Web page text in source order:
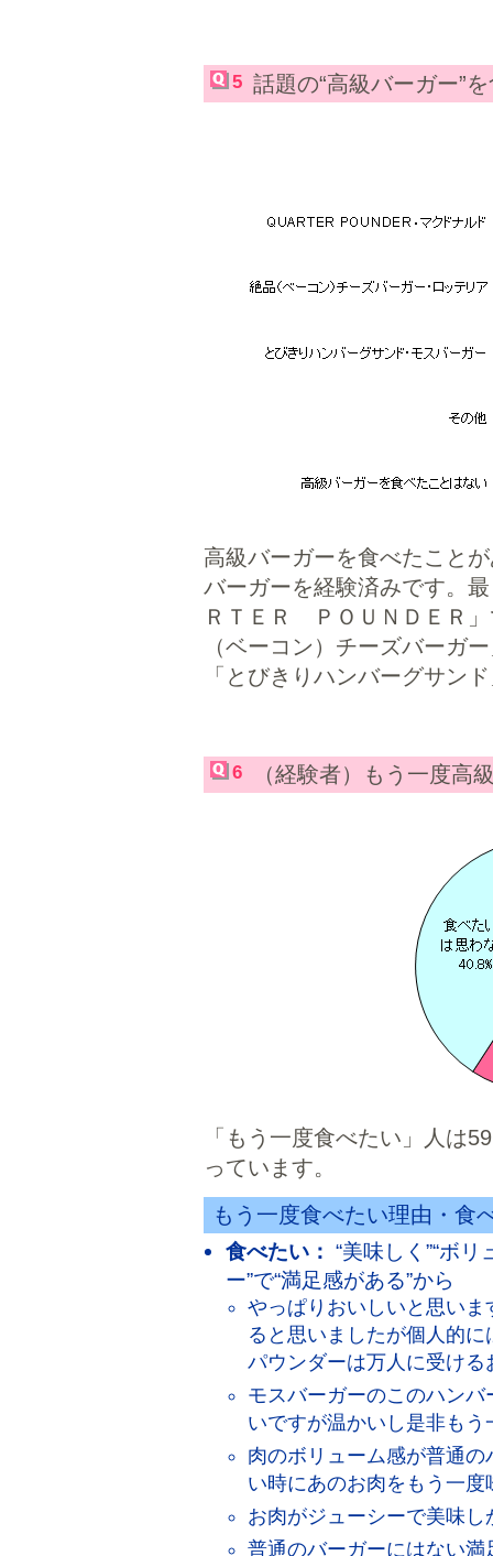
5 話題の“高級バーガー”
高級バーガーを食べたこと
バーガーを経験済みです。
ＲＴＥＲ ＰＯＵＮＤＥＲ
（ベーコン）チーズバーガ
「とびきりハンバーグサン
6 （経験者）もう一度高
「もう一度食べたい」人は
っています。
もう一度食べたい理由・食
食べたい： “美味しく”“ボ
ー”で“満足感がある”から
やっぱりおいしいと思い
ると思いましたが個人的
パウンダーは万人に受け
モスバーガーのこのハン
いですが温かいし是非も
肉のボリューム感が普通
い時にあのお肉をもう一
お肉がジューシーで美味
普通のバーガーにはない満